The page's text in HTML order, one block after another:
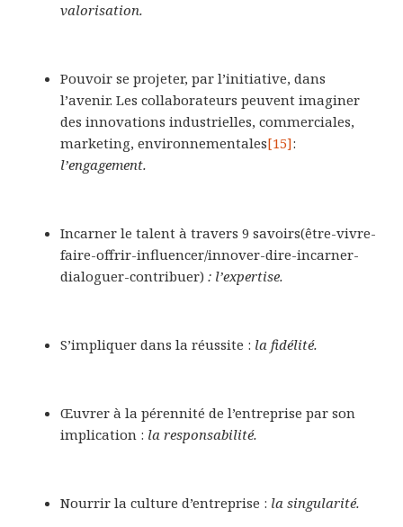
valorisation.
Pouvoir se projeter, par l’initiative, dans
l’avenir. Les collaborateurs peuvent imaginer
des innovations industrielles, commerciales,
marketing, environnementales[15]:
l’engagement.
Incarner le talent à travers 9 savoirs(être-vivre-
faire-offrir-influencer/innover-dire-incarner-
dialoguer-contribuer): l’expertise.
S’impliquer dans la réussite : la fidélité.
Œuvrer à la pérennité de l’entreprise par son
implication : la responsabilité.
Nourrir la culture d’entreprise : la singularité.